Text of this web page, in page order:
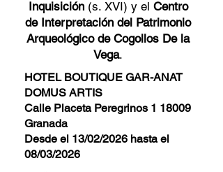
Inquisición(s. XVI) y el Centro
de Interpretación del Patrimonio
Arqueológico de Cogollos De la
Vega.
HOTEL BOUTIQUE GAR-ANAT
DOMUS ARTIS
Calle Placeta Peregrinos 1 18009
Granada
​Desde el 13/02/2026 hasta el
08/03/2026